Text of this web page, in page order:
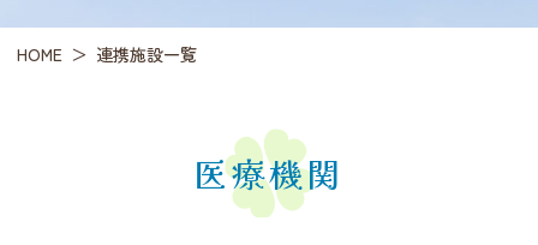
HOME 連携施設一覧
医療機関